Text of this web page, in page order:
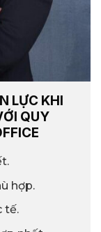
LỰC KHI
QUY
hợp.
tế.